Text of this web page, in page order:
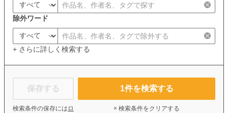
除外ワード
+ さらに詳しく検索する
保存する
検索条件の保存には ロ
1件を検索する
× 検索条件をクリアする